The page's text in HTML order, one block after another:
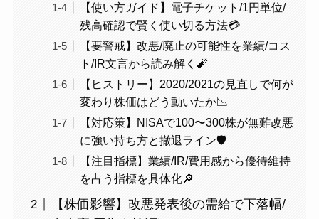
【使い方ガイド】電子チケット/1円単位/
残高確認で賢く使い切る方法💳
【要警戒】改悪/廃止の可能性を業績/コス
ト/IR文言から読み解く🧨
【ヒストリー】2020/2021の見直しで何が
変わり株価はどう動いたか📉
【対応策】NISAで100〜300株が無難改悪
に強い持ち方と撤退ライン🛡️
【注目指標】業績/IR/費用感から優待維持
を占う指標を具体化🔎
【株価影響】改悪発表後の需給で下落幅/